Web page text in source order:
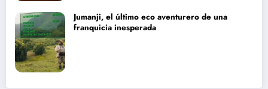
Jumanji, el último eco aventurero de una
franquicia inesperada